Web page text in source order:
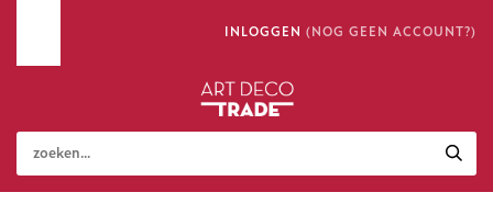
INLOGGEN (NOG GEEN ACCOUNT?)